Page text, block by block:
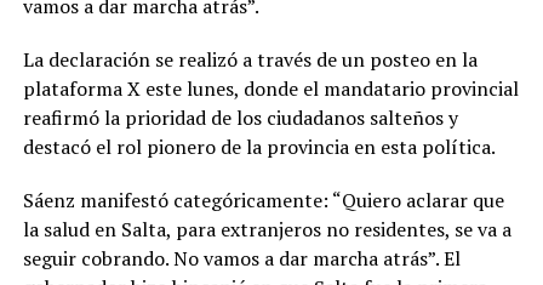
vamos a dar marcha atrás”.
La declaración se realizó a través de un posteo en la
plataforma X este lunes, donde el mandatario provincial
reafirmó la prioridad de los ciudadanos salteños y
destacó el rol pionero de la provincia en esta política.
Sáenz manifestó categóricamente: “Quiero aclarar que
la salud en Salta, para extranjeros no residentes, se va a
seguir cobrando. No vamos a dar marcha atrás”. El